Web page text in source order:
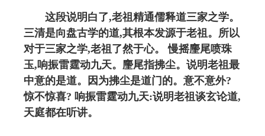
这段说明白了,老祖精通儒释道三家之学。
三清是向盘古学的道,其根本发源于老祖。所以
对于三家之学,老祖了然于心。 慢摇麈尾喷珠
玉,响振雷霆动九天。麈尾指拂尘。说明老祖最
中意的是道。因为拂尘是道门的。意不意外?
惊不惊喜? 响振雷霆动九天:说明老祖谈玄论道,
天庭都在听讲。